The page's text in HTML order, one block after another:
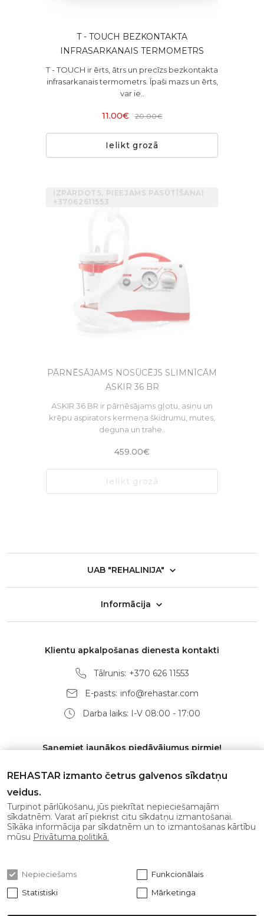
T - TOUCH BEZKONTAKTA
INFRASARKANAIS TERMOMETRS
T - TOUCH ir ērts, ātrs un precīzs bezkontakta
infrasarkanais termometrs. Īpaši mazs un ērts,
var ie..
11.00€ 20.00€
Ielikt grozā
IZPĀRDOTS, PIEEJAMS PASŪTĪŠANAI
+37062611553
PĀRNĒSĀJAMS NOSŪCĒJS SLIMNĪCĀM
ASKIR 36 BR
ASKIR 36 BR ir pārnēsājams gļotu, asiņu un
krēpu aspirators ķermeņa šķidrumu, mutes,
deguna un trahe..
459.00€
Ielikt grozā
UAB "REHALINIJA"
Informācija
Klientu apkalpošanas dienesta kontakti
Tālrunis: +370 626 11553
E-pasts: info@rehastar.com
Darba laiks: I-V 08:00 - 17:00
Saņemiet jaunākos piedāvājumus pirmie!
Abonēt
REHASTAR izmanto četrus galvenos sīkdatņu
veidus.
Turpinot pārlūkošanu, jūs piekrītat nepieciešamajām
sīkdatnēm. Varat arī piekrist citu sīkdatņu izmantošanai.
Sīkāka informācija par sīkdatnēm un to izmantošanas kārtību
mūsu Privātuma politikā.
Nepieciešams
Funkcionālais
Statistiski
Mārketinga